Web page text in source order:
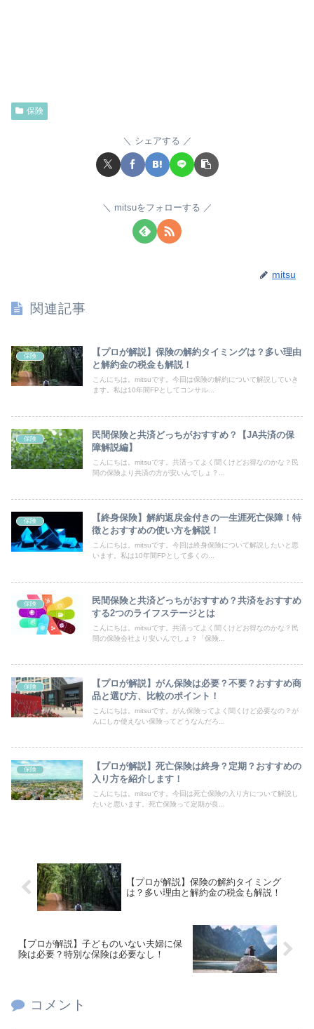
保険
シェアする
mitsuをフォローする
mitsu
関連記事
保険
【プロが解説】保険の解約タイミングは？多い理由
と解約金の税金も解説！
こんにちは。mitsuです。今回は保険の解約について解説していき
ます。私は10年間FPとしてコンサル...
保険
民間保険と共済どっちがおすすめ？【JA共済の保
障解説編】
こんにちは。mitsuです。共済ってよく聞くけどお得なのかな？民
間の保険より共済の方が安いんでしょ？...
保険
【終身保険】解約返戻金付きの一生涯死亡保障！特
徴とおすすめの使い方を解説！
こんにちは。mitsuです。今回は終身保険について解説したいと思
います。私は10年間FPとして多くの...
保険
民間保険と共済どっちがおすすめ？共済をおすすめ
する2つのライフステージとは
こんにちは。mitsuです。共済ってよく聞くけどお得なのかな？民
間の保険会社より安いんでしょ？「保険...
保険
【プロが解説】がん保険は必要？不要？おすすめ商
品と選び方、比較のポイント！
こんにちは。mitsuです。がん保険ってよく聞くけど必要なの？が
んにしか使えない保険ってどうなんだろ...
保険
【プロが解説】死亡保険は終身？定期？おすすめの
入り方を紹介します！
こんにちは。mitsuです。今回は死亡保険の入り方について解説し
たいと思います。死亡保険って定期が良...
【プロが解説】保険の解約タイミング
は？多い理由と解約金の税金も解説！
【プロが解説】子どものいない夫婦に保
険は必要？特別な保険は必要なし！
コメント